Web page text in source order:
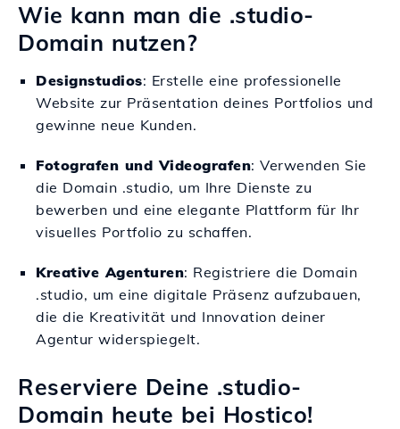
Wie kann man die .studio-
Domain nutzen?
Designstudios: Erstelle eine professionelle
Website zur Präsentation deines Portfolios und
gewinne neue Kunden.
Fotografen und Videografen: Verwenden Sie
die Domain .studio, um Ihre Dienste zu
bewerben und eine elegante Plattform für Ihr
visuelles Portfolio zu schaffen.
Kreative Agenturen: Registriere die Domain
.studio, um eine digitale Präsenz aufzubauen,
die die Kreativität und Innovation deiner
Agentur widerspiegelt.
Reserviere Deine .studio-
Domain heute bei Hostico!